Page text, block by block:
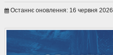
Останнє оновлення: 16 червня 2026